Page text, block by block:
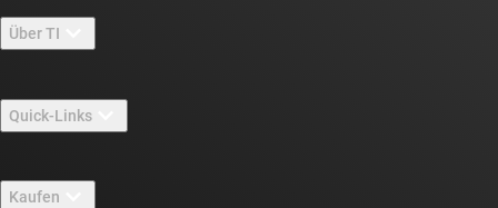
Über TI
Stellenangebote
Newsroom
Quick-Links
Kaufen